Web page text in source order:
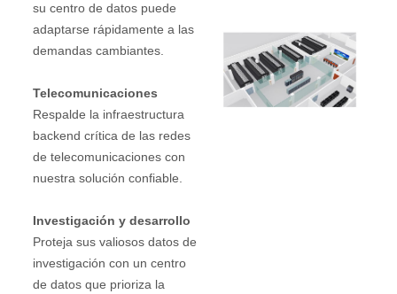
su centro de datos puede
adaptarse rápidamente a las
demandas cambiantes.
Telecomunicaciones
Respalde la infraestructura
backend crítica de las redes
de telecomunicaciones con
nuestra solución confiable.
Investigación y desarrollo
Proteja sus valiosos datos de
investigación con un centro
de datos que prioriza la